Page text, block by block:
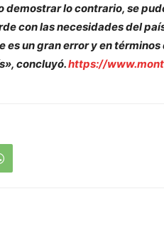
demostrar lo contrario, se
con las necesidades del
un gran error y en
concluyó.https://